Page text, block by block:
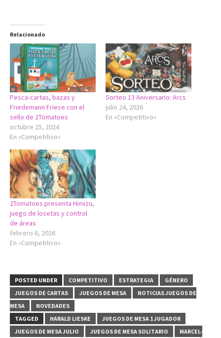
Relacionado
Pesca-cartas, bazas y
Friedemann Friese con el
sello de 2Tomatoes
octubre 25, 2024
En «Competitivo»
Sorteo 13 Aniversario: Arcs
julio 24, 2026
En «Competitivo»
2Tomatoes presenta Himizu,
juego de losetas y control
de áreas
febrero 6, 2026
En «Competitivo»
POSTED UNDER COMPETITIVO ESTRATEGIA
GÉNERO
JUEGOS DE CARTAS
JUEGOS DE MESA
NOTICIAS JUEGOS DE
MESA
NOVEDADES
TAGGED
HARALD LIESKE
JUEGOS DE MESA 1 JUGADOR
JUEGOS DE MESA JULIO
JUEGOS DE MESA SOLITARIO
MARCEL-